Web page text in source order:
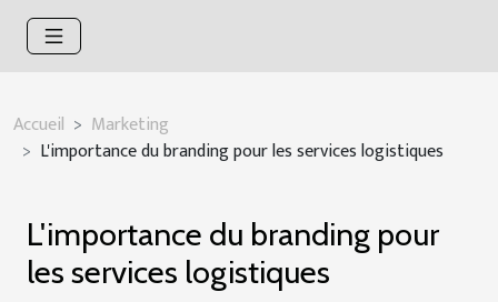
Accueil
Marketing
L'importance du branding pour les services logistiques
L'importance du branding pour
les services logistiques